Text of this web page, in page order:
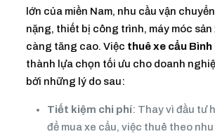
lớn của miền Nam, nhu cầu vận
nặng, thiết bị công trình, máy móc
càng tăng cao. Việc thuê xe cẩu Bình
thành lựa chọn tối ưu cho doanh
bởi những lý do sau:
Tiết kiệm chi phí: Thay vì đầu tư
để mua xe cẩu, việc thuê theo